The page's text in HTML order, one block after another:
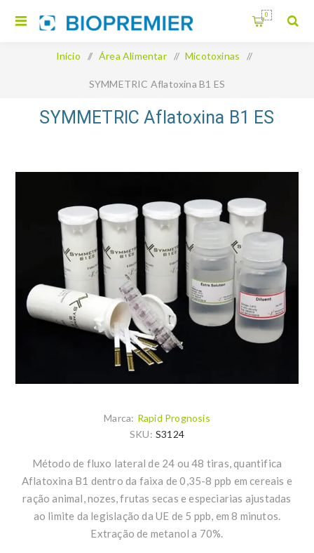
0
Início / Área Alimentar / Micotoxinas /
SYMMETRIC Aflatoxina B1 ES
SYMMETRIC Aflatoxina B1 ES
Marca: Rapid Prognosis
SKU: S3124
Método de fluxo lateral de 24 ou 48 tiras, quantifica
Aflatoxina B1 dentro da faixa de 0,35-8 ppb em cereais e
ração animal, nozes, frutas secas e especiarias ajustadas
ao limite da legislação da UE de 5 ppb, em 8 minutos.
Extração de metanol a 70%.